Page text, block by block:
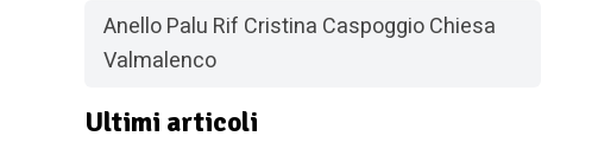
Anello Palu Rif Cristina Caspoggio Chiesa
Valmalenco
Ultimi articoli